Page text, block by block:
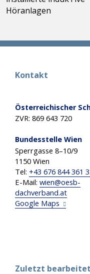
Höranlagen
Kontakt
Österreichischer
ZVR: 869 643 720
Bundesstelle Wien
Sperrgasse 8–10/9
1150 Wien
Tel: +43 676 844 361
E-Mail: wien@oesb-
dachverband.at
Google Maps
Zuletzt